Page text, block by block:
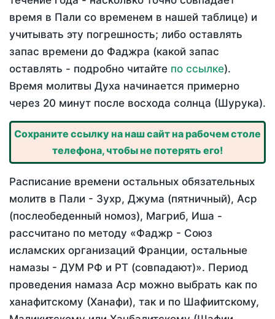
время в Пали со временем в нашей таблице) и
учитывать эту погрешность; либо оставлять
запас времени до Фаджра (какой запас
оставлять - подробно читайте по ссылке).
Время молитвы Духа начинается примерно
через 20 минут после восхода солнца (Шурука).
Сохраните ссылку на наш сайт на рабочем столе
телефона, чтобы не потерять его!
Расписание времени остальных обязательных
молитв в Пали - Зухр, Джума (пятничный), Аср
(послеобеденный номоз), Магриб, Иша -
рассчитано по методу «Фаджр - Союз
исламских организаций Франции, остальные
намазы - ДУМ РФ и РТ (совпадают)». Период
проведения намаза Аср можно выбрать как по
ханафитскому (Ханафи), так и по Шафиитскому,